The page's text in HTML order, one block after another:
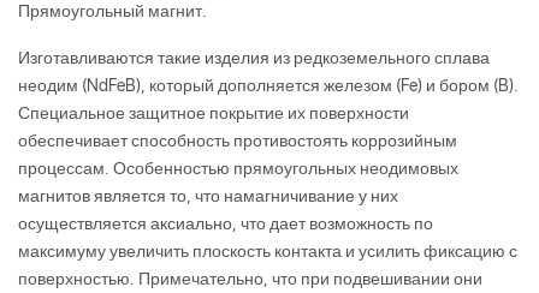
Прямоугольный магнит.
Изготавливаются такие изделия из редкоземельного сплава
неодим (NdFeB), который дополняется железом (Fe) и бором (B).
Специальное защитное покрытие их поверхности
обеспечивает способность противостоять коррозийным
процессам. Особенностью прямоугольных неодимовых
магнитов является то, что намагничивание у них
осуществляется аксиально, что дает возможность по
максимуму увеличить плоскость контакта и усилить фиксацию с
поверхностью. Примечательно, что при подвешивании они